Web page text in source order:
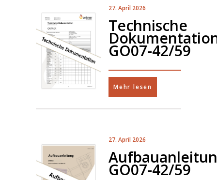
27. April 2026
Technische
GO07-42/59
Mehr lesen
27. April 2026
GO07-42/59